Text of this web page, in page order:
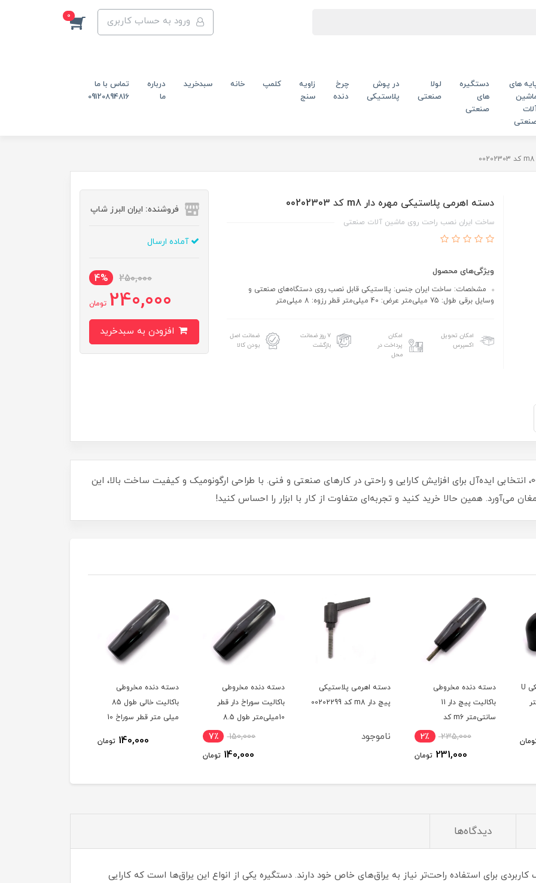
ورود به حساب کاربری 0
های
دستگیره
های
صنعتی
لولا
صنعتی
در پوش
پلاستیکی
چرخ
دنده
زاویه
سنج
کلمپ خانه سبدخرید
درباره
ما
تماس با ما
09120894816
دسته اهرمی پلاستیکی مهره دار m8 کد 00202303
ساخت ایران نصب راحت روی ماشین آلات صنعتی
ویژگی‌های محصول
مشخصات: ساخت ایران جنس: پلاستیکی قابل نصب روی دستگاه‌های صنعتی و
وسایل برقی طول: 75 میلی‌متر عرض: 40 میلی‌متر قطر رزوه: 8 میلی‌متر
امکان تحویل
اکسپرس
امکان
پرداخت در
محل
۷ روز ضمانت
بازگشت
ضمانت اصل
بودن کالا
فروشنده: ایران البرز شاپ
آماده ارسال
250,000
4%
240,000 تومان
دسته اهرمی پلاستیکی مهره‌دار M8 کد 00202303، انتخابی ایده‌آل برای افزایش کارایی و راحتی در کارهای صنعتی و فنی. با طراحی ارگونومیک و کیفیت ساخت بالا، این
می‌آورد. همین حالا خرید کنید و تجربه‌ای متفاوت از کار با ابزار را احساس کنید!
دسته اهرمی پلاستیکی
پیچ دار m8 کد 00202299
ناموجود
دسته دنده مخروطی
باکالیت سوراخ دار قطر
سانتی‌متر کد 00202387
دسته دنده مخروطی
باکالیت خالی طول 85
140,000 تومان
دسته اهرمی پلاستیکی
پیچ دار m6 کد 00202298
192,000 6٪
دیدگاه‌ها
برای استفاده راحت‌تر نیاز به یراق‌های خاص خود دارند. دستگیره یکی از انواع این یراق‌ها است که کارایی